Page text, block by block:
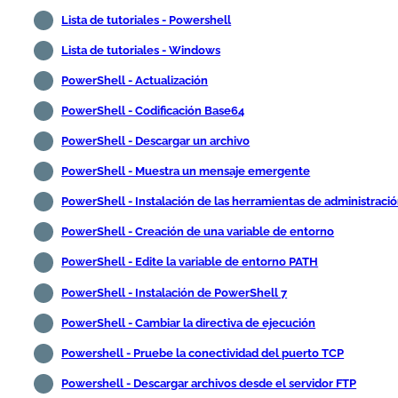
Lista de tutoriales - Powershell
Lista de tutoriales - Windows
PowerShell - Actualización
PowerShell - Codificación Base64
PowerShell - Descargar un archivo
PowerShell - Muestra un mensaje emergente
PowerShell - Instalación de las herramientas de
PowerShell - Creación de una variable de entorno
PowerShell - Edite la variable de entorno PATH
PowerShell - Instalación de PowerShell 7
PowerShell - Cambiar la directiva de ejecución
Powershell - Pruebe la conectividad del puerto TCP
Powershell - Descargar archivos desde el servidor FTP